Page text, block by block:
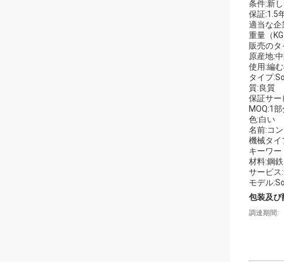
条件:新
保証:1.5
適当な企
重量（
販売の
原産地:
使用:編
タイプ
質:良質
保証サー
MOQ:1
色:白い
名前:コ
機械タイ
キーワ
材料:鋼鉄
サービス
モデル
包装及び
調達期間: